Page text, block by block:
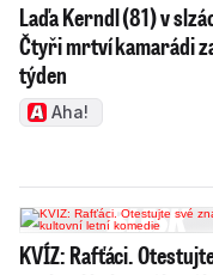
Laďa Kerndl (81) v
Čtyři mrtví kamarádi
týden
Aha!
KVÍZ: Rafťáci.